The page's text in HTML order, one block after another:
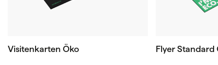
Visitenkarten Öko Flyer Standard